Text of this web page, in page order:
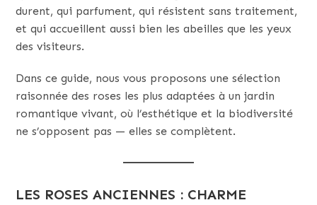
durent, qui parfument, qui résistent sans traitement,
et qui accueillent aussi bien les abeilles que les yeux
des visiteurs.
Dans ce guide, nous vous proposons une sélection
raisonnée des roses les plus adaptées à un jardin
romantique vivant, où l’esthétique et la biodiversité
ne s’opposent pas — elles se complètent.
LES ROSES ANCIENNES : CHARME